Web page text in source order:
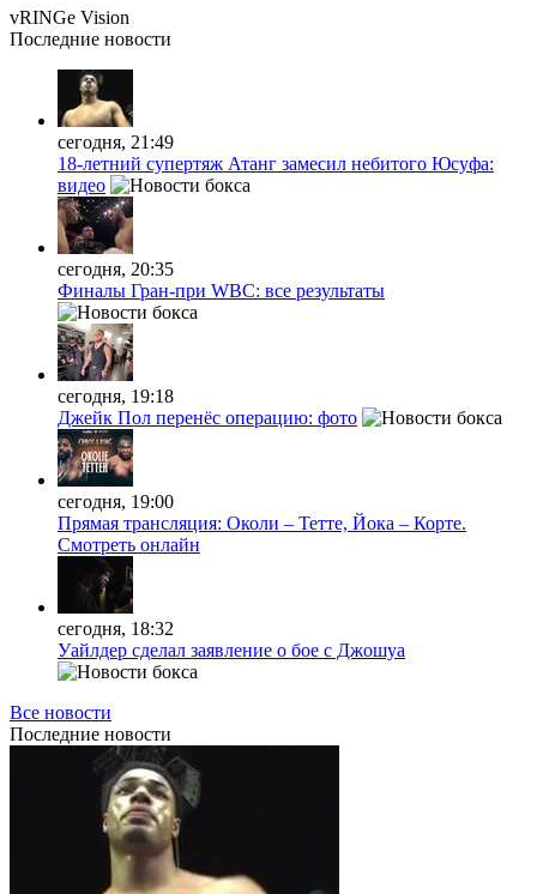
vRINGe Vision
Последние новости
сегодня, 21:49
18-летний супертяж Атанг замесил небитого Юсуфа:
видео
сегодня, 20:35
Финалы Гран-при WBC: все результаты
сегодня, 19:18
Джейк Пол перенёс операцию: фото
сегодня, 19:00
Прямая трансляция: Околи – Тетте, Йока – Корте.
Смотреть онлайн
сегодня, 18:32
Уайлдер сделал заявление о бое с Джошуа
Все новости
Последние новости